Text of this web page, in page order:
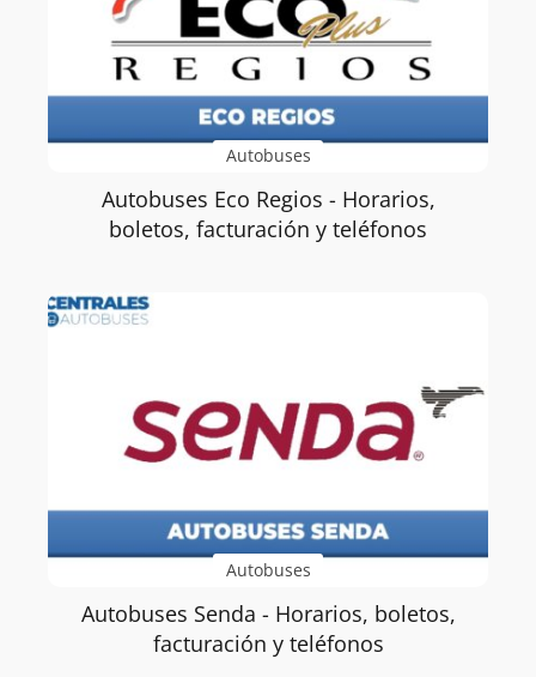
Autobuses
Autobuses Eco Regios - Horarios,
boletos, facturación y teléfonos
Autobuses
Autobuses Senda - Horarios, boletos,
facturación y teléfonos